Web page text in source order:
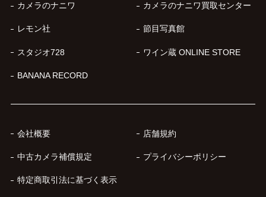
カメラのナニワ カメラのナニワ買取センター
レモン社 節目写真館
スタジオ728 ワイン蔵 ONLINE STORE
BANANA RECORD
会社概要 店舗規約
中古カメラ補償規定 プライバシーポリシー
特定商取引法に基づく表示